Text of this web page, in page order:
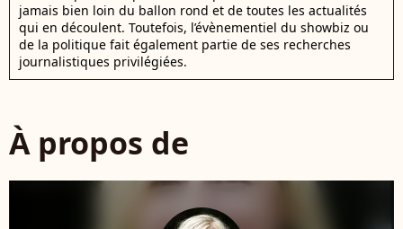
jamais bien loin du ballon rond et de toutes les actualités
qui en découlent. Toutefois, l’évènementiel du showbiz ou
de la politique fait également partie de ses recherches
journalistiques privilégiées.
À propos de